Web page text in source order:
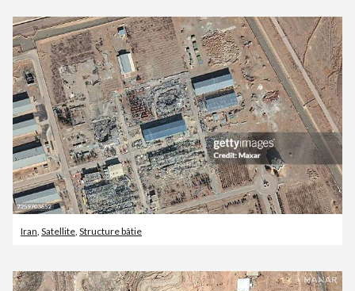
Iran, Satellite, Structure bâtie